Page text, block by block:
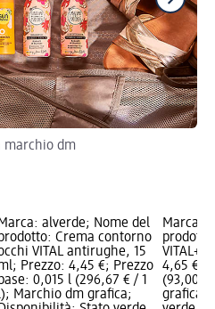
marchio dm
alverde; Nome del
Crema contorno
VITAL antirughe, 15
Prezzo: 4,45 €; Prezzo
0,015 l (296,67 € / 1
Marchio dm grafica;
Marca:
VITAL+,
4,65 €;
(93,00 €
grafica;